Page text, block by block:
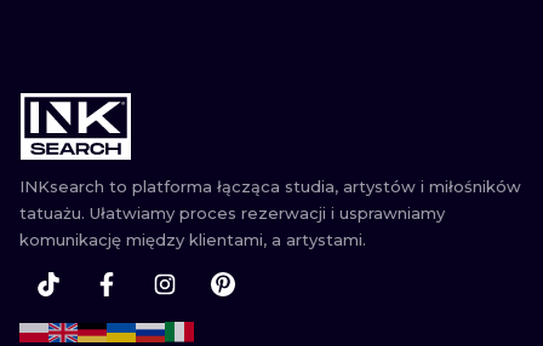
INKsearch to platforma łącząca studia, artystów i miłośników
tatuażu. Ułatwiamy proces rezerwacji i usprawniamy
komunikację między klientami, a artystami.